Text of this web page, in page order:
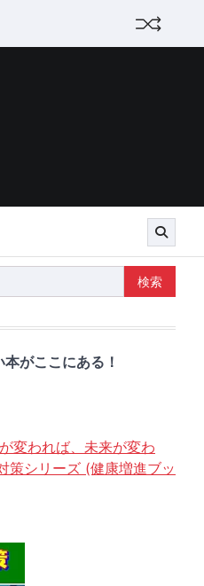
がここにある！
変われば、未来が変わ
策シリーズ (健康増進ブッ